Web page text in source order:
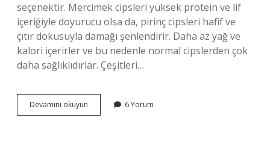
seçenektir. Mercimek cipsleri yüksek protein ve lif
içeriğiyle doyurucu olsa da, pirinç cipsleri hafif ve
çıtır dokusuyla damağı şenlendirir. Daha az yağ ve
kalori içerirler ve bu nedenle normal cipslerden çok
daha sağlıklıdırlar. Çeşitleri…
Devamını okuyun
Cips
6 Yorum